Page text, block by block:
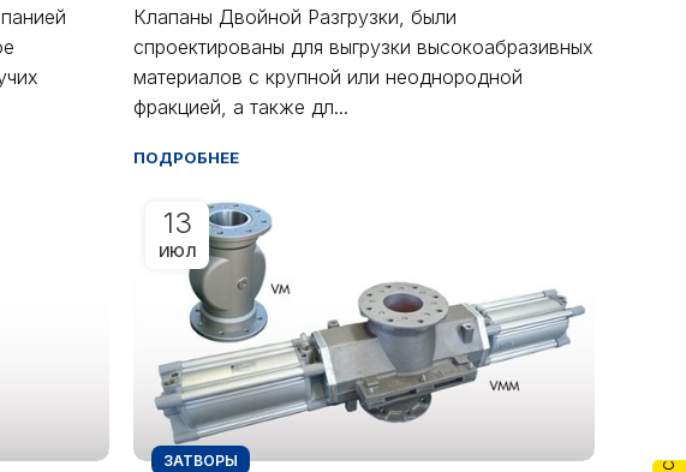
Клапаны Двойной Разгрузки, были
спроектированы для выгрузки высокоабразивных
материалов с крупной или неоднородной
фракцией, а также дл...
ПОДРОБНЕЕ
13
ИЮЛ
ЗАТВОРЫ